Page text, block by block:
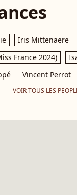
Iris Mittenaere
France 2024)
Vincent Perrot
VOIR TOUS LES